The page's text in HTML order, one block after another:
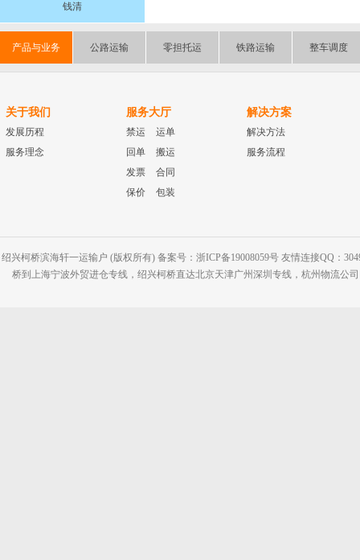
钱清
产品与业务 公路运输 零担托运 铁路运输 整车调度
关于我们
发展历程
服务理念
服务大厅
禁运
运单
回单
搬运
发票
合同
保价
包装
解决方案
解决方法
服务流程
绍兴柯桥滨海轩一运输户 (版权所有) 备案号：浙ICP备19008059号 友情连接QQ：
桥到上海宁波外贸进仓专线，绍兴柯桥直达北京天津广州深圳专线，杭州物流公